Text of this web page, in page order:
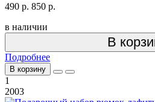
490 р. 850 р.
в наличии
В
Подробнее
В корзину
1
2003